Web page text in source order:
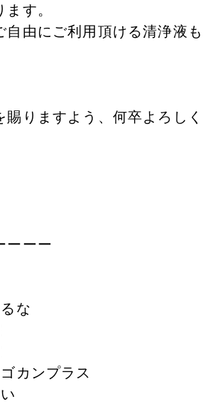
す。
自由にご利用頂ける清浄液
賜りますよう、何卒よろし
ーーー
な
カンプラス